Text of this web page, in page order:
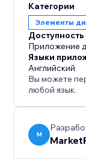
сайт более
клиента.
Категории
Элементы
Доступность
Приложение
Языки
Английский
Вы можете
любой язык.
M